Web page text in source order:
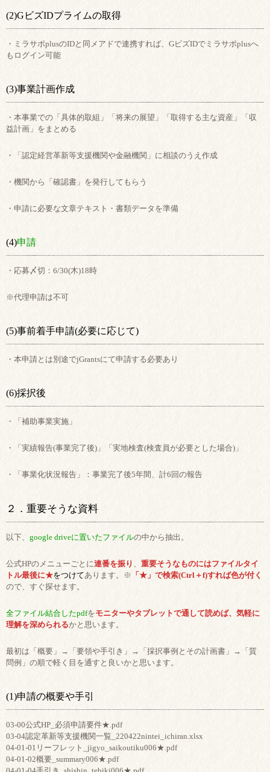
(2)GビズIDプライムの取得
・ミラサポplusのIDと同メアドで連携すれば、GビズIDでミラサポplusへ
もログイン可能
(3)事業計画作成
・本事業での「具体的取組」「将来の展望」「取得する主な資産」「収
益計画」をまとめる
・「認定経営革新等支援機関や金融機関」に相談のうえ作成
・機関から「確認書」を発行してもらう
・申請に必要な文章テキスト・書類データを準備
(4)申請
・応募〆切：6/30(木)18時
※代理申請は不可
(5)事前着手申請(必要に応じて)
・本申請とは別途でjGrantsにて申請する必要あり
(6)採択後
・「補助事業実施」
・「実績報告(事業完了後)」「実地検査(検査員が必要とした場合)」
・「事業化状況報告」：事業完了後5年間、計6回の報告
２．重要そうな資料
以下、 google driveに置いたファイルの中から抽出。
公式HPのメニューごとに連番を振り 、 重要そうなものにはファイルタイ
トル最後に★をつけてあります。※ 「★」で検索(Ctrl＋f)すれば色が付く
ので、すぐ探せます。
全ファイル結合したpdfをモニターやタブレットで通して読めば、気軽に
理解を深められるかと思います。
最初は「概要」→「要領や手引き」→「採択事例とその計画書」→「質
問例」の順で軽く目を通すと良いかと思います。
(1)申請の概要や手引
03-00公式HP_必須申請要件★.pdf
03-04認定革新等支援機関一覧_220422nintei_ichiran.xlsx
04-01-01リーフレット_jigyo_saikoutiku006★.pdf
04-01-02概要_summary006★.pdf